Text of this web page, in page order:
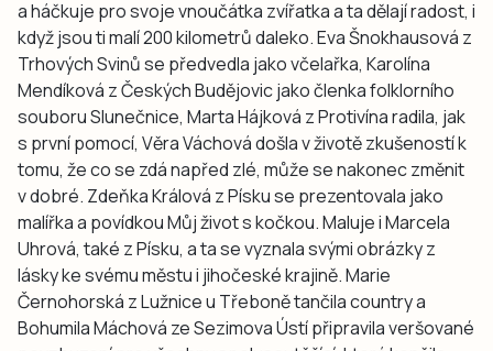
a háčkuje pro svoje vnoučátka zvířatka a ta dělají radost, i
když jsou ti malí 200 kilometrů daleko. Eva Šnokhausová z
Trhových Svinů se předvedla jako včelařka, Karolína
Mendíková z Českých Budějovic jako členka folklorního
souboru Slunečnice, Marta Hájková z Protivína radila, jak
s první pomocí, Věra Váchová došla v životě zkušeností k
tomu, že co se zdá napřed zlé, může se nakonec změnit
v dobré. Zdeňka Králová z Písku se prezentovala jako
malířka a povídkou Můj život s kočkou. Maluje i Marcela
Uhrová, také z Písku, a ta se vyznala svými obrázky z
lásky ke svému městu i jihočeské krajině. Marie
Černohorská z Lužnice u Třeboně tančila country a
Bohumila Máchová ze Sezimova Ústí připravila veršované